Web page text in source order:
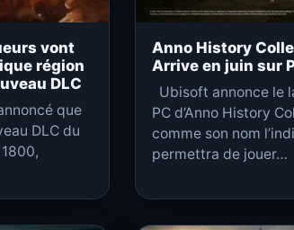
vont
région
DLC
que
DLC du
Anno History
Arrive en juin sur
Ubisoft annonce le
PC d’Anno History
comme son nom
permettra de jouer…